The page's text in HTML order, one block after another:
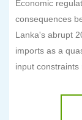
Economic
consequences
Lanka's abrupt
imports as a
input constraints